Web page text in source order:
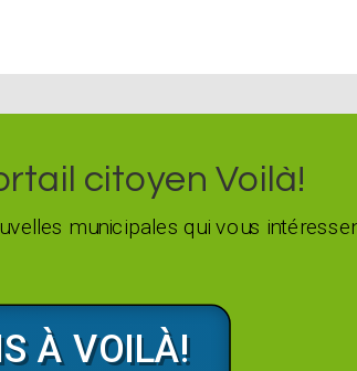
citoyen Voilà!
municipales qui vous
À VOILÀ!